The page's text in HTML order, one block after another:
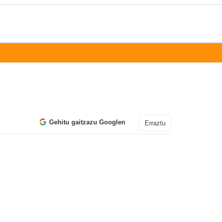
Gehitu gaitzazu Googlen Erraztu